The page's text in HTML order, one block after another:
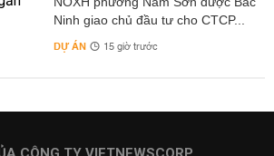
Ninh giao chủ đầu tư cho CTCP...
DỰ ÁN 15 giờ trước